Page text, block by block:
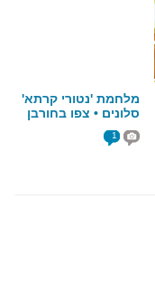
מלחמת 'נטורי קרתא'
סלונים • צפו בחורבן
שחוללו החסידים
1